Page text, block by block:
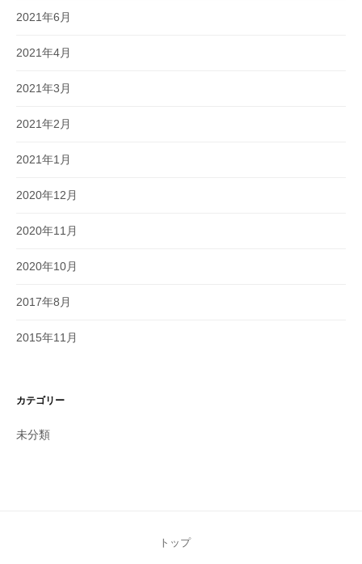
2021年6月
2021年4月
2021年3月
2021年2月
2021年1月
2020年12月
2020年11月
2020年10月
2017年8月
2015年11月
カテゴリー
未分類
トップ